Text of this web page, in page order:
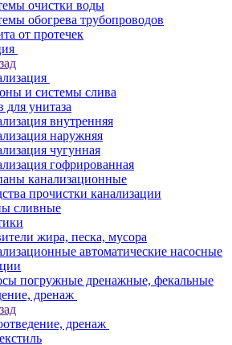
очистки воды
обогрева трубопроводов
от протечек
и системы слива
для унитаза
внутренняя
наружняя
чугунная
гофрированная
канализационные
прочистки канализации
сливные
жира, песка, мусора
автоматические насосные
погружные дренажные, фекальные
дренаж
дренаж